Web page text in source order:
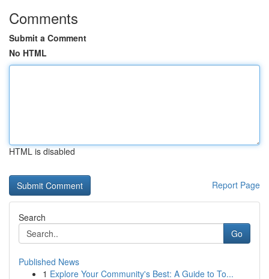
Comments
Submit a Comment
No HTML
HTML is disabled
Report Page
Search
Go
Published News
1 Explore Your Community's Best: A Guide to To...